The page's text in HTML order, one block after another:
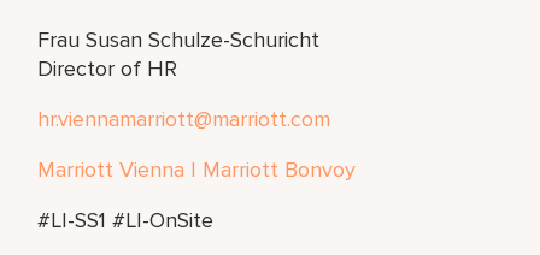
Frau Susan Schulze-Schuricht
Director of HR
hr.viennamarriott@marriott.com
Marriott Vienna | Marriott Bonvoy
#LI-SS1 #LI-OnSite